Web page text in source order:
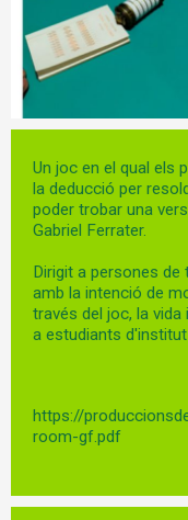
Diapositiva 1 de 1
Un joc en el qual els
la deducció per
poder trobar una
Gabriel Ferrater.
Dirigit a persones
amb la intenció de
través del joc, la vida
a estudiants
https://
room-gf.pdf